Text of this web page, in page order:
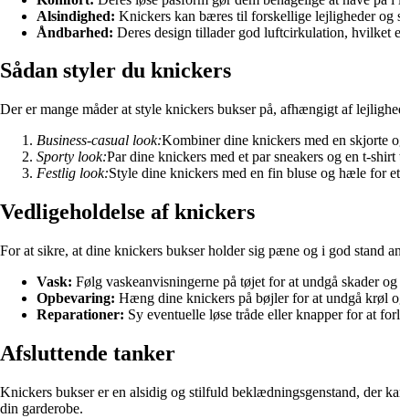
Alsindighed: Knickers kan bæres til forskellige lejligheder og
Åndbarhed: Deres design tillader god luftcirkulation, hvilket
Sådan styler du knickers
Der er mange måder at style knickers bukser på, afhængigt af
Business-casual look:Kombiner dine knickers med en skjorte
Sporty look:Par dine knickers med et par sneakers og en t-
Festlig look:Style dine knickers med en fin bluse og hæle for
Vedligeholdelse af knickers
For at sikre, at dine knickers bukser holder sig pæne og i god stand
Vask: Følg vaskeanvisningerne på tøjet for at undgå skader
Opbevaring: Hæng dine knickers på bøjler for at undgå krøl
Reparationer: Sy eventuelle løse tråde eller knapper for at
Afsluttende tanker
Knickers bukser er en alsidig og stilfuld beklædningsgenstand, der
din garderobe.